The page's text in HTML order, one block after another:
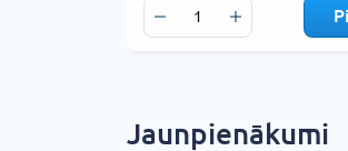
Jaunpienākumi